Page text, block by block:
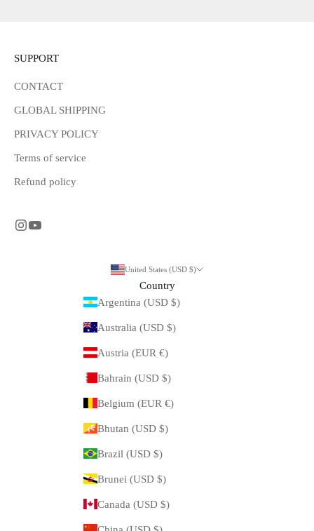
SUPPORT
CONTACT
GLOBAL SHIPPING
PRIVACY POLICY
Terms of service
Refund policy
United States (USD $)
Country
Argentina (USD $)
Australia (USD $)
Austria (EUR €)
Bahrain (USD $)
Belgium (EUR €)
Bhutan (USD $)
Brazil (USD $)
Brunei (USD $)
Canada (USD $)